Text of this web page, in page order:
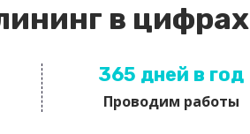
в цифрах
365 дней в год
Проводим работы